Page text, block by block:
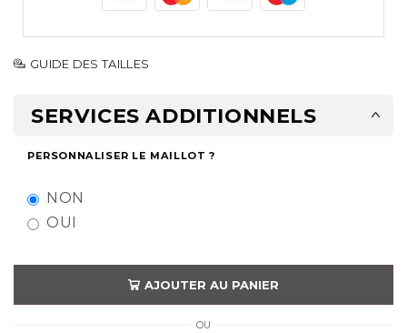
GUIDE DES TAILLES
SERVICES ADDITIONNELS
PERSONNALISER LE MAILLOT ?
NON
OUI
AJOUTER AU PANIER
OU